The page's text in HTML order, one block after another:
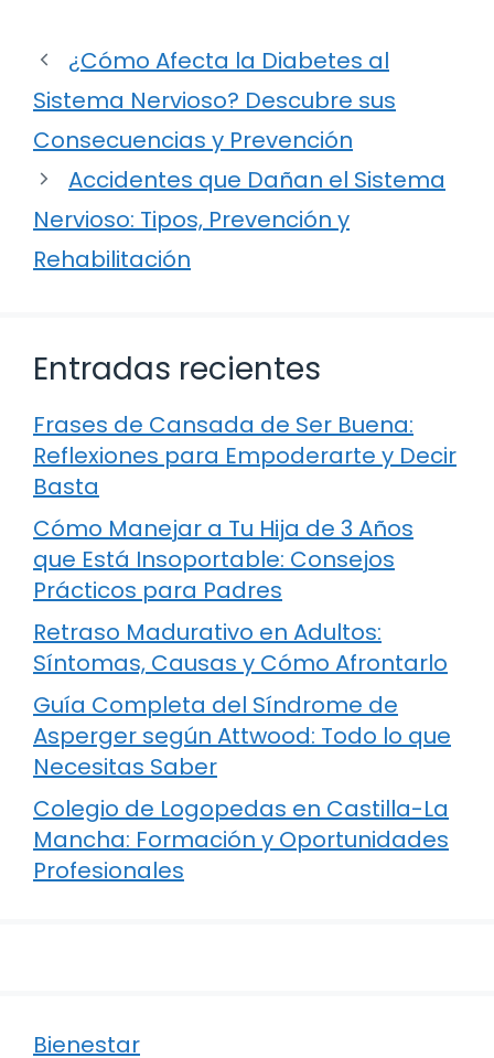
¿Cómo Afecta la Diabetes al
Sistema Nervioso? Descubre sus
Consecuencias y Prevención
Accidentes que Dañan el Sistema
Nervioso: Tipos, Prevención y
Rehabilitación
Entradas recientes
Frases de Cansada de Ser Buena:
Reflexiones para Empoderarte y Decir
Basta
Cómo Manejar a Tu Hija de 3 Años
que Está Insoportable: Consejos
Prácticos para Padres
Retraso Madurativo en Adultos:
Síntomas, Causas y Cómo Afrontarlo
Guía Completa del Síndrome de
Asperger según Attwood: Todo lo que
Necesitas Saber
Colegio de Logopedas en Castilla-La
Mancha: Formación y Oportunidades
Profesionales
Bienestar